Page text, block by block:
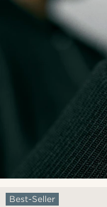
Best-Seller